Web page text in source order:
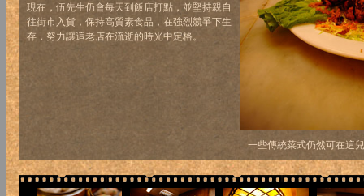
現在，伍先生仍會每天到飯店打點，並堅持親自
往街市入貨，保持高質素食品，在強烈競爭下生
存，努力讓這老店在流逝的時光中定格。
一些傳統菜式仍然可在這